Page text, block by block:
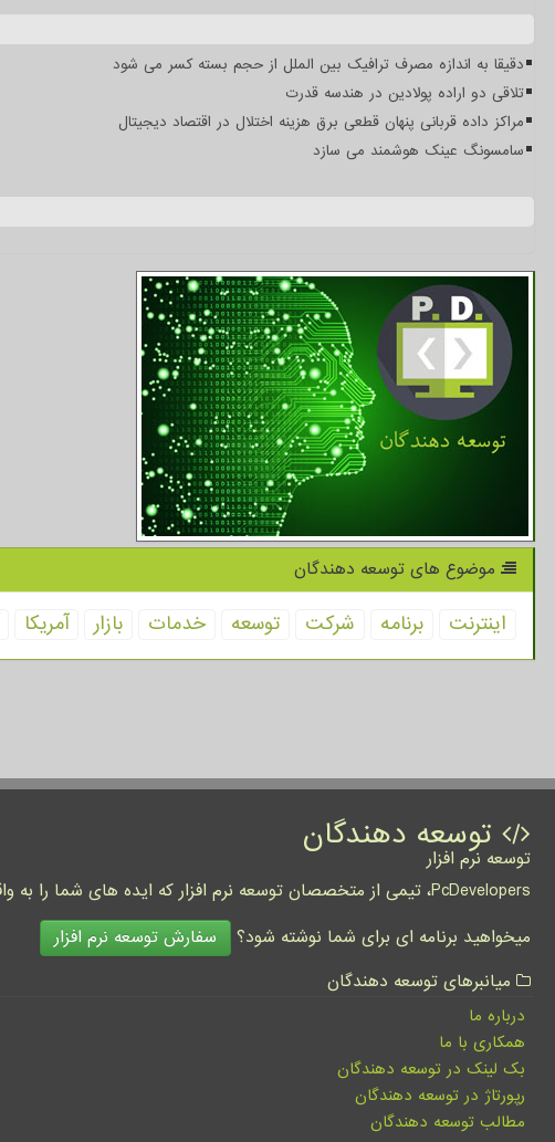
دقیقا به اندازه مصرف ترافیک بین الملل از حجم بسته کسر می شود
تلاقی دو اراده پولادین در هندسه قدرت
مراکز داده قربانی پنهان قطعی برق هزینه اختلال در اقتصاد دیجیتال
سامسونگ عینک هوشمند می سازد
موضوع های توسعه دهندگان
اینترنت برنامه شركت توسعه خدمات بازار آمریكا
توسعه دهندگان
توسعه نرم افزار
PcDevelopers، تیمی از متخصصان توسعه نرم افزار که ایده های شما را به واقعیت تبدیل نموده و کسب و کار شما را متحول می کنند.
میخواهید برنامه ای برای شما نوشته شود؟
سفارش توسعه نرم افزار
میانبرهای توسعه دهندگان
درباره ما
همکاری با ما
بک لینک در توسعه دهندگان
رپورتاژ در توسعه دهندگان
مطالب توسعه دهندگان